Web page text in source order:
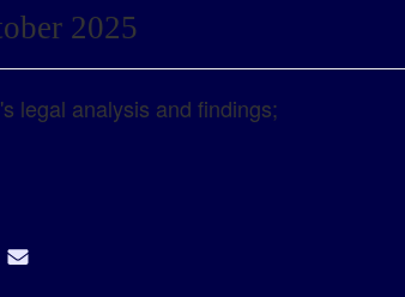
2025
legal analysis and findings;